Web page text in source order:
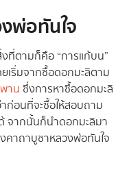
พ่อทันใจ
ที่ตามก็คือ “การแก้บน”
เริ่มจากซื้อดอกมะลิตาม
พาน ซึ่งการหาซื้อดอกมะลิ
ก่อนที่จะซื้อให้สอบถาม
จากนั้นก็นำดอกมะลิมา
คาถาบูชาหลวงพ่อทันใจ